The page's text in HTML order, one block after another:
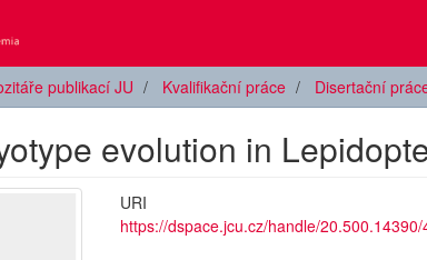
publikací JU Kvalifikační práce Disertační
evolution in
URI
https://dspace.jcu.cz/handle/20.500.14390/